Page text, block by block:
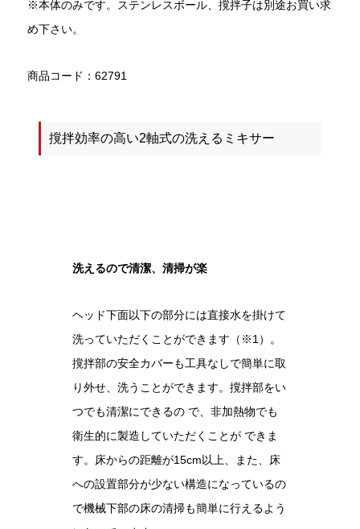
※本体のみです。ステンレスボール、撹拌子は別途お買い求
め下さい。
商品コード：62791
撹拌効率の高い2軸式の洗えるミキサー
洗えるので清潔、清掃が楽
ヘッド下面以下の部分には直接水を掛けて
洗っていただくことができます（※1）。
撹拌部の安全カバーも工具なしで簡単に取
り外せ、洗うことができます。撹拌部をい
つでも清潔にできるの で、非加熱物でも
衛生的に製造していただくことが できま
す。床からの距離が15cm以上、また、床
への設置部分が少ない構造になっているの
で機械下部の床の清掃も簡単に行えるよう